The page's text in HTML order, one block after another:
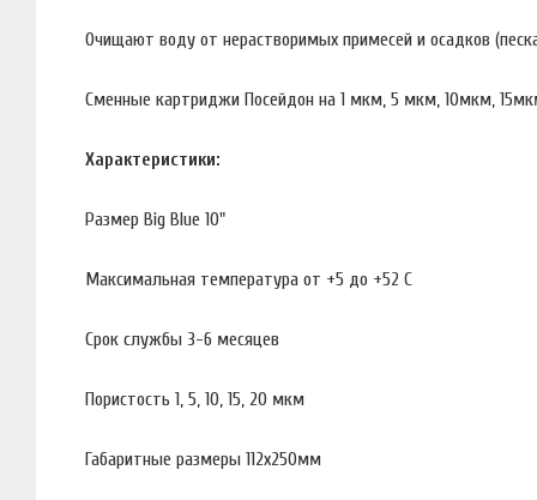
Очищают воду от нерастворимых примесей и осадков
Сменные картриджи Посейдон на 1 мкм, 5 мкм, 10мкм,
Характеристики:
Размер Big Blue 10"
Максимальная температура от +5 до +52 С
Срок службы 3-6 месяцев
Пористость 1, 5, 10, 15, 20 мкм
Габаритные размеры 112x250мм